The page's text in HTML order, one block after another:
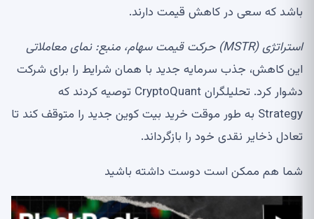
باشد که سعی در کاهش قیمت دارند.
استراتژی (MSTR) حرکت قیمت سهام، منبع:
نمای معاملاتی
این کاهش، جذب سرمایه جدید با همان شرایط را برای شرکت
دشوار کرد. تحلیلگران CryptoQuant توصیه کردند که
Strategy به طور موقت خرید بیت کوین جدید را متوقف کند تا
تعادل ذخایر نقدی خود را بازگرداند.
شما هم ممکن است دوست داشته باشید